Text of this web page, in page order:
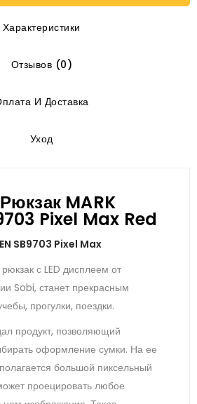
Характеристики
Отзывов (0)
И Доставка
Уход
MARK
Pixel Max Red
SB9703 Pixel Max
с LED дисплеем от
Sobi, станет прекрасным
прогулки, поездки.
продукт, позволяющий
оформление сумки. На ее
большой пиксельный
проецировать любое